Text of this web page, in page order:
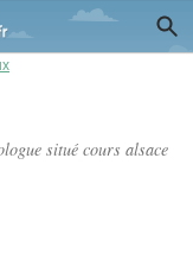
situé cours alsace